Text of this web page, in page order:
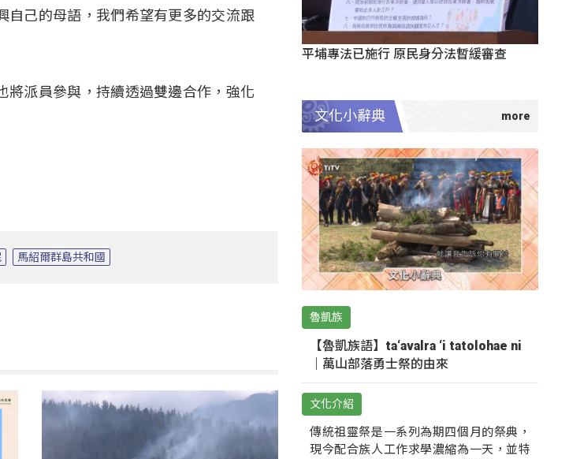
自己的母語，我們希望有更多的交流跟
將派員參與，持續透過雙邊合作，強化
馬紹爾群島共和國
平埔專法已施行 原民身分法暫緩審查
文化小辭典
魯凱族
【魯凱族語】ta‘avalra ‘i tatolohae ni
｜萬山部落勇士祭的由來
文化介紹
傳統祖靈祭是一系列為期四個月的祭典，
現今配合族人工作求學濃縮為一天，並特